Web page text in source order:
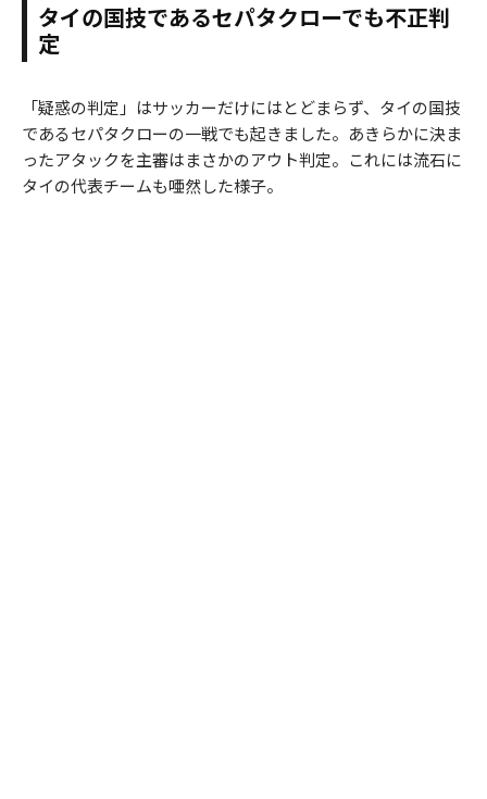
タイの国技であるセパタクローでも不正判
定
「疑惑の判定」はサッカーだけにはとどまらず、タイの国技
であるセパタクローの一戦でも起きました。あきらかに決ま
ったアタックを主審はまさかのアウト判定。これには流石に
タイの代表チームも唖然した様子。